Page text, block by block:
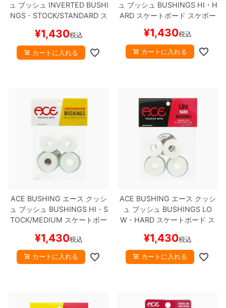
ュ ブッシュ INVERTED BUSHI
NGS・STOCK/STANDARDス
¥1,430税込
カートに入れる
ュ ブッシュ BUSHINGS HI・H
ARDスケートボード スケボー
¥1,430税込
カートに入れる
ACE BUSHING エース クッシ
ュ ブッシュ BUSHINGS HI・S
TOCK/MEDIUM スケートボー
¥1,430税込
カートに入れる
ACE BUSHING エース クッシ
ュ ブッシュ BUSHINGS LO
W・HARD スケートボード ス
¥1,430税込
カートに入れる